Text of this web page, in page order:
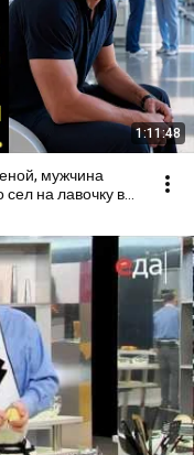
1:11:48
мужчина
на лавочку в